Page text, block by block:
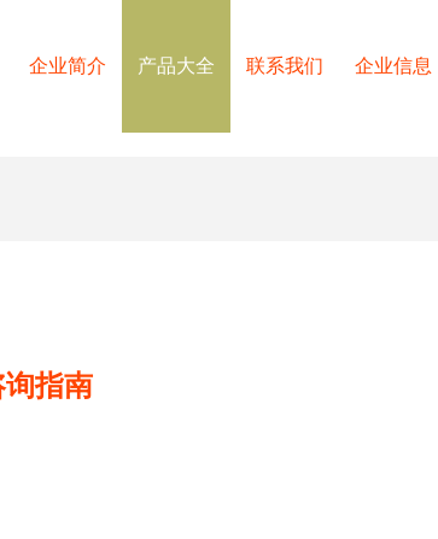
企业简介 产品大全 联系我们 企业信息
指南